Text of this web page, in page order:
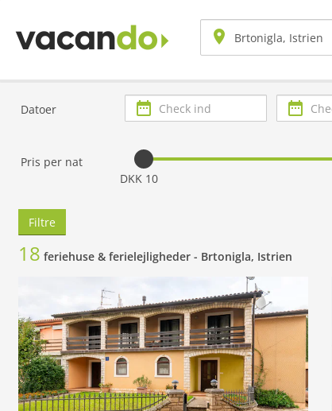
Datoer
Check
ind
Check
ud
Pris per nat
DKK 10
Filtre
18 feriehuse & ferielejligheder - Brtonigla, Istrien